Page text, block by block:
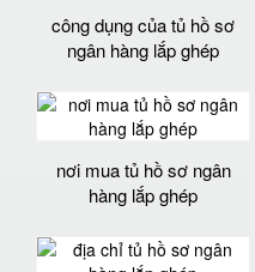
công dụng của tủ hồ sơ
ngân hàng lắp ghép
nơi mua tủ hồ sơ ngân
hàng lắp ghép